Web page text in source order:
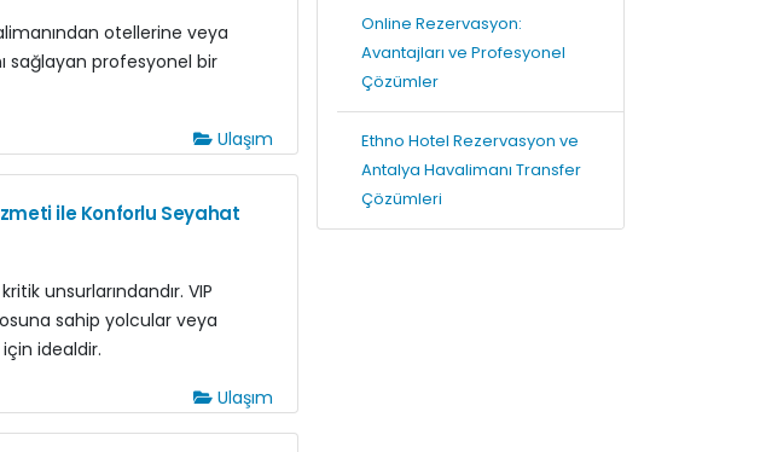
otellerine veya
sağlayan profesyonel bir
Ulaşım
ile Konforlu Seyahat
unsurlarındandır. VIP
sahip yolcular veya
idealdir.
Ulaşım
Online Rezervasyon:
Avantajları ve Profesyonel
Çözümler
Ethno Hotel Rezervasyon ve
Antalya Havalimanı Transfer
Çözümleri